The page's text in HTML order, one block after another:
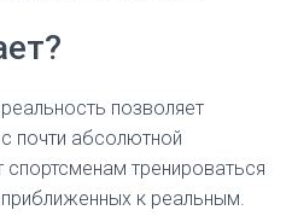
позволяет
почти абсолютной
тренироваться
к реальным.